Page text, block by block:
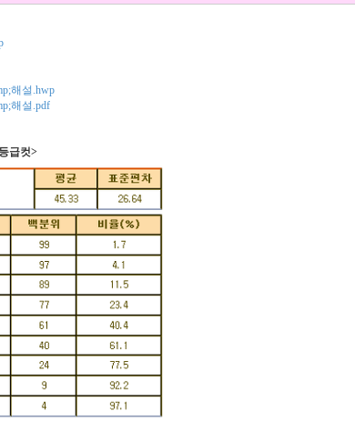
해설.hwp
해설.pdf
급컷>